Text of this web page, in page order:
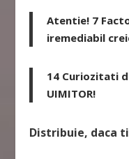
Atentie! 7
iremediabil
14 Curiozitati
UIMITOR!
Distribuie, daca